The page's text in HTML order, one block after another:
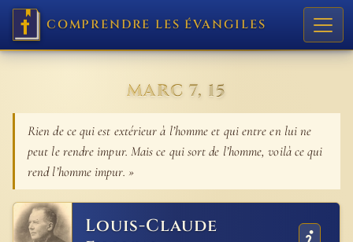
COMPRENDRE LES ÉVANGILES
MARC 7, 15
Rien de ce qui est extérieur à l’homme et qui entre en lui ne
peut le rendre impur. Mais ce qui sort de l’homme, voilà ce qui
rend l’homme impur. »
Louis-Claude